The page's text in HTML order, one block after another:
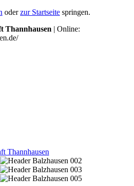
oderzur Startseite springen.
Thannhausen | Online: